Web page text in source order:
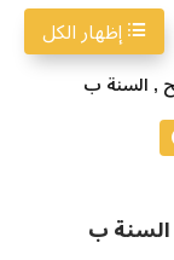
, السنة ب
السنة ب
إظهار الكل